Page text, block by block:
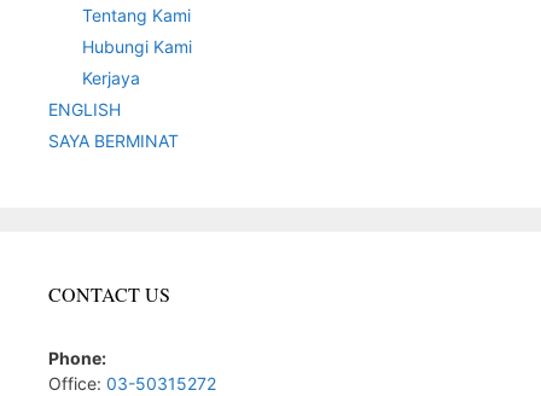
Tentang Kami
Hubungi Kami
Kerjaya
ENGLISH
SAYA BERMINAT
CONTACT US
Phone:
Office: 03-50315272